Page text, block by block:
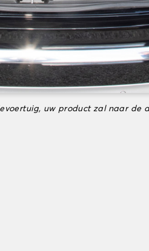
uw product zal naar de